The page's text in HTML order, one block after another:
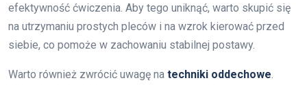
efektywność ćwiczenia. Aby tego uniknąć, warto skupić się
na utrzymaniu prostych pleców i na wzrok kierować przed
siebie, co pomoże w zachowaniu stabilnej postawy.
Warto również zwrócić uwagę na techniki oddechowe